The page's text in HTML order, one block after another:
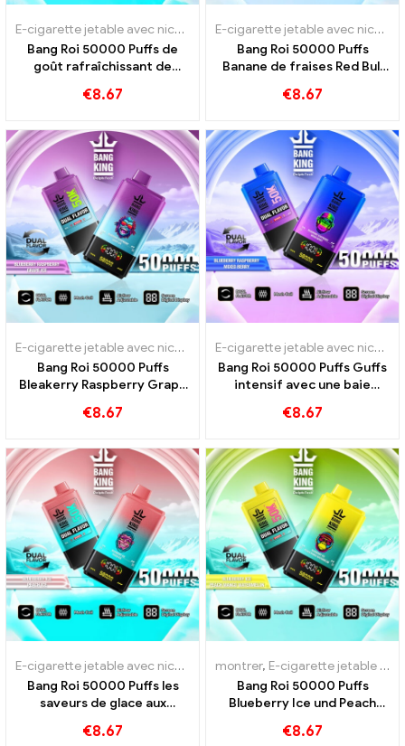
E-cigarette jetable avec nicotine Cigarettes électroniques jetables
Bang Roi 50000 Puffs de
goût rafraîchissant de
myrtille
€8.67
E-cigarette jetable avec nicotine
Bang Roi 50000 Puffs
Banane de fraises Red Bull
€8.67
E-cigarette jetable avec nicotine Cigarettes électroniques jetables
Bang Roi 50000 Puffs
Bleakerry Raspberry Grape
€8.67
E-cigarette jetable avec nicotine
Bang Roi 50000 Puffs Guffs
intensif avec une baie
aux myrtilles
€8.67
E-cigarette jetable avec nicotine Cigarettes électroniques jetables
Bang Roi 50000 Puffs les
saveurs de glace aux
50000 Les trains
€8.67
montrer, E-cigarette jetable avec nicotine
Bang Roi 50000 Puffs
Blueberry Ice und Peach
€8.67